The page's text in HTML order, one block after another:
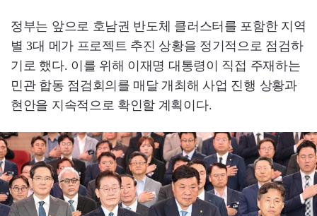
정부는 앞으로 호남권 반도체 클러스터를 포함한 지역
별 3대 메가 프로젝트 추진 상황을 정기적으로 점검하
기로 했다. 이를 위해 이재명 대통령이 직접 주재하는
민관 합동 점검회의를 매달 개최해 사업 진행 상황과
현안을 지속적으로 확인할 계획이다.